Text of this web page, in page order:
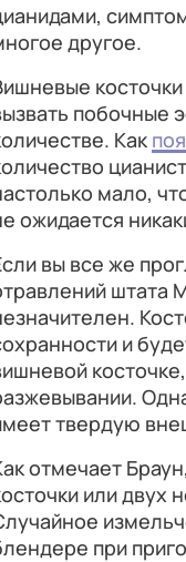
другое.
побочные
Как
мало,
ожидается
вы все же
штата
и
твердую
отмечает
или двух
при